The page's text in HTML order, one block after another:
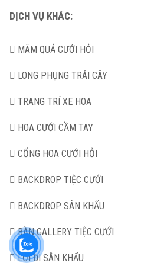
DỊCH VỤ KHÁC:
MÂM QUẢ CƯỚI HỎI
LONG PHỤNG TRÁI CÂY
TRANG TRÍ XE HOA
HOA CƯỚI CẦM TAY
CỔNG HOA CƯỚI HỎI
BACKDROP TIỆC CƯỚI
BACKDROP SÂN KHẤU
BÀN GALLERY TIỆC CƯỚI
LỐI ĐI SÂN KHẤU